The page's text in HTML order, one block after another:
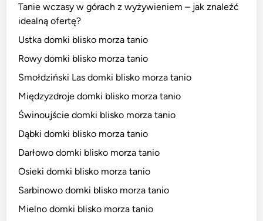
Tanie wczasy w górach z wyżywieniem – jak znaleźć
idealną ofertę?
Ustka domki blisko morza tanio
Rowy domki blisko morza tanio
Smołdziński Las domki blisko morza tanio
Międzyzdroje domki blisko morza tanio
Świnoujście domki blisko morza tanio
Dąbki domki blisko morza tanio
Darłowo domki blisko morza tanio
Osieki domki blisko morza tanio
Sarbinowo domki blisko morza tanio
Mielno domki blisko morza tanio